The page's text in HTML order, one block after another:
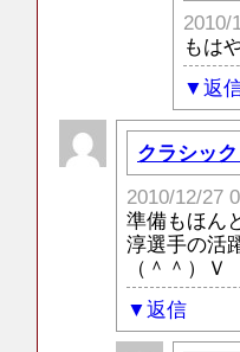
2010/
もは
返
クラシッ
2010/12/27
準備もほん
淳選手の活
（＾＾）Ｖ
返信